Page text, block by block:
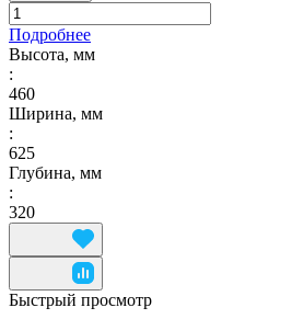
Подробнее
Высота, мм
:
460
Ширина, мм
:
625
Глубина, мм
:
320
Быстрый просмотр